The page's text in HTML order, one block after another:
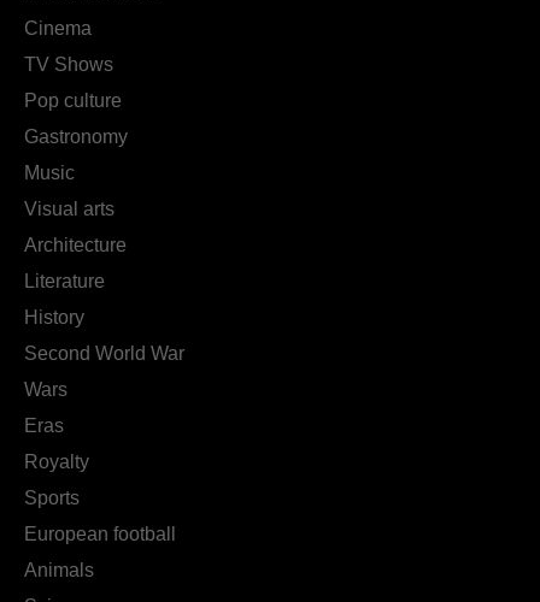
Cinema
TV Shows
Pop culture
Gastronomy
Music
Visual arts
Architecture
Literature
History
Second World War
Wars
Eras
Royalty
Sports
European football
Animals